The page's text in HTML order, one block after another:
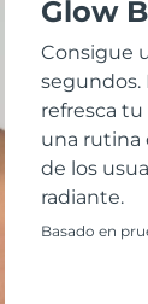
Glow
Consigue
segundos.
refresca
una rutina
de los
radiante.
Basado en